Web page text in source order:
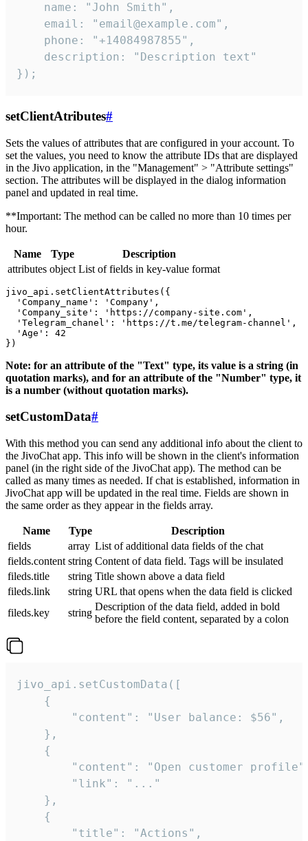
    name: "John Smith",
    email: "email@example.com",
    phone: "+14084987855",
    description: "Description text"
});
setClientAtributes#
Sets the values ​​of attributes that are configured in your account. To
set the values, you need to know the attribute IDs that are displayed
in the Jivo application, in the "Management" > "Attribute settings"
section. The attributes will be displayed in the dialog information
panel and updated in real time.
**Important: The method can be called no more than 10 times per
hour.
Name Type
Description
attributes object List of fields in key-value format
jivo_api.setClientAttributes({
  'Company_name': 'Company',
  'Company_site': 'https://company-site.com',
  'Telegram_chanel': 'https://t.me/telegram-channel',
  'Age': 42
Note: for an attribute of the "Text" type, its value is a string (in
quotation marks), and for an attribute of the "Number" type, it
is a number (without quotation marks).
setCustomData#
With this method you can send any additional info about the client to
the JivoChat app. This info will be shown in the client's information
panel (in the right side of the JivoChat app). The method can be
called as many times as needed. If chat is established, information in
JivoChat app will be updated in the real time. Fields are shown in
the same order as they appear in the fields array.
Name Type
Description
fields
array List of additional data fields of the chat
fields.content string Content of data field. Tags will be insulated
fileds.title
string Title shown above a data field
fileds.link
string URL that opens when the data field is clicked
fileds.key
string
Description of the data field, added in bold
before the field content, separated by a colon
jivo_api.setCustomData([
    {
        "content": "User balance: $56",
    },
    {
"content": "Open customer
        "link": "..."
    },
    {
        "title": "Actions",